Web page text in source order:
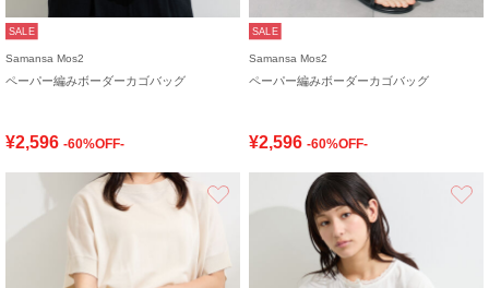
SALE
Samansa Mos2
ペーパー編みボーダーカゴバッグ
¥2,596 -60%OFF-
SALE
Samansa Mos2
ペーパー編みボーダーカゴバッグ
¥2,596 -60%OFF-